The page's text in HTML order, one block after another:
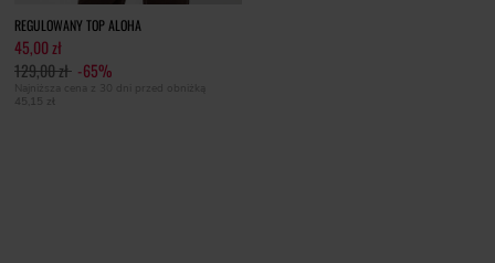
REGULOWANY TOP ALOHA
45,00 zł
129,00 zł -65%
Najniższa cena z 30 dni przed obniżką
45,15 zł